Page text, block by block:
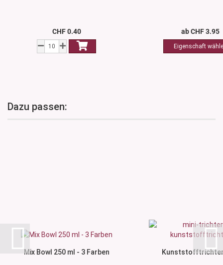
CHF 0.40 ab CHF 3.95
Dazu passen:
Mix Bowl 250 ml - 3 Farben